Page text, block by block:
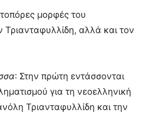
μορφές του
Τριανταφυλλίδη, αλλά και τον
: Στην πρώτη εντάσσονται
για τη νεοελληνική
Τριανταφυλλίδη και την